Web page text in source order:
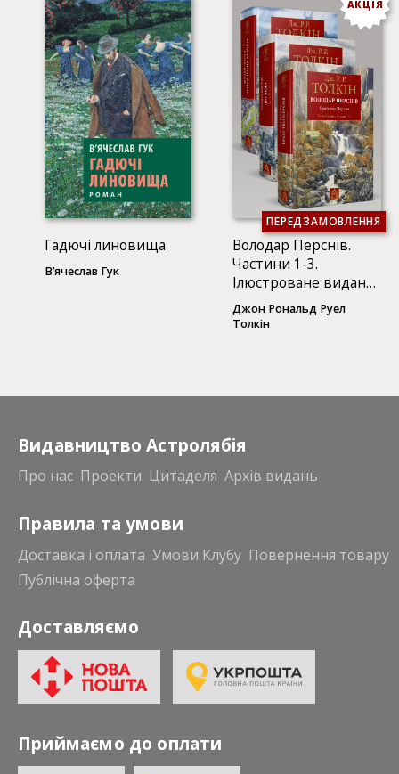
Гадючі линовища
В’ячеслав Гук
АКЦІЯ
ПЕРЕДЗАМОВЛЕННЯ
Володар Перснів.
Частини 1-3.
Ілюстроване видання
(3 КНИГИ)
Джон Рональд Руел
Толкін
Видавництво Астролябія
Про нас Проекти Цитаделя Архів видань
Правила та умови
Доставка і оплата Умови Клубу Повернення товару
Публічна оферта
Доставляємо
Приймаємо до оплати